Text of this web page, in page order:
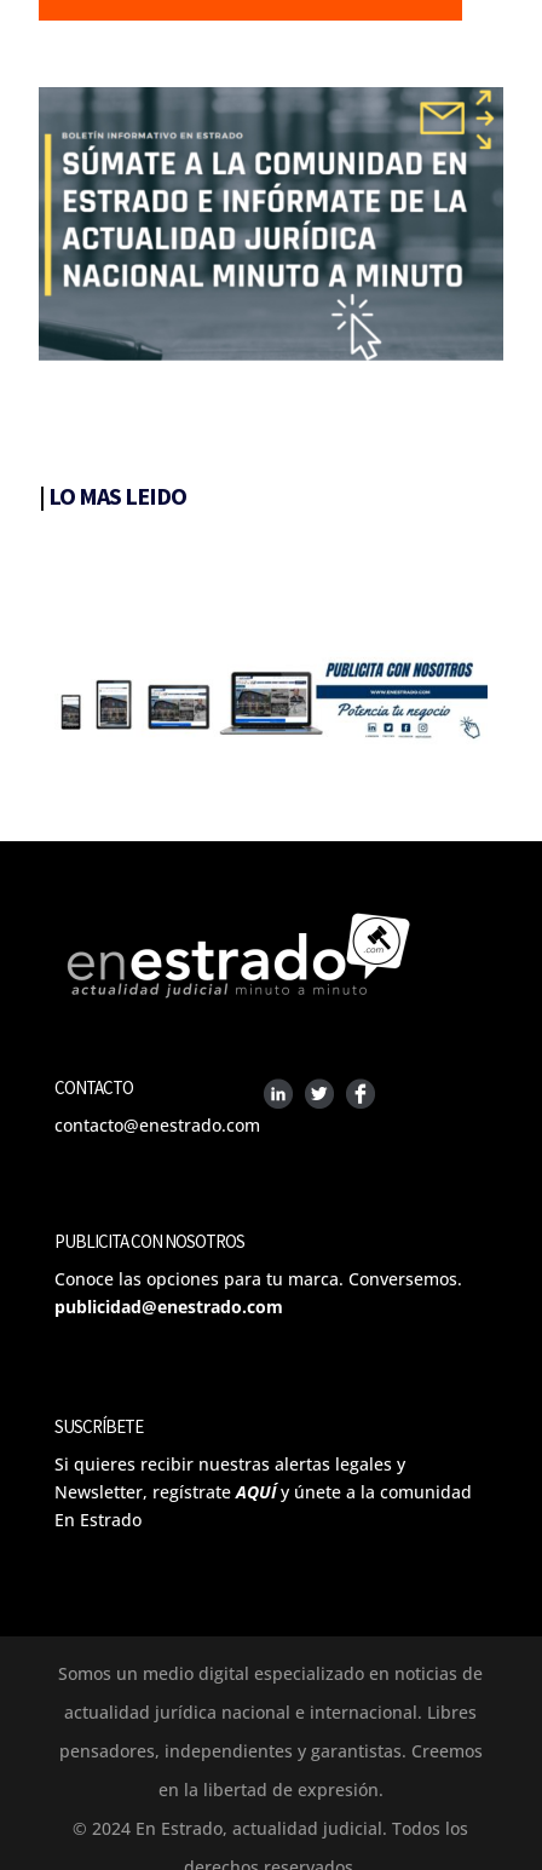
| LO MAS LEIDO
CONTACTO
contacto@enestrado.com
PUBLICITA CON NOSOTROS
Conoce las opciones para tu marca. Conversemos.
publicidad@enestrado.com
SUSCRÍBETE
Si quieres recibir nuestras alertas legales y
Newsletter, regístrateAQUÍ y únete a la comunidad
En Estrado
Somos un medio digital especializado en noticias de
actualidad jurídica nacional e internacional. Libres
pensadores, independientes y garantistas. Creemos
en la libertad de expresión.
© 2024 En Estrado, actualidad judicial. Todos los